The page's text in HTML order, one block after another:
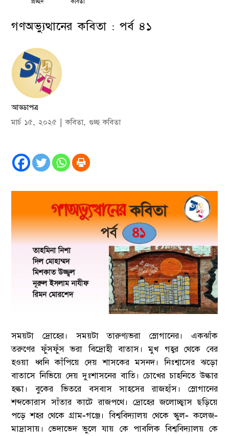
গণঅভ্যুত্থানের কবিতা : পর্ব ৪১
আড্ডাপত্র
মার্চ ১৫, ২০২৫ |কবিতা,গুচ্ছ কবিতা
সময়টা দ্রোহের। সময়টা তারুণ্যভরা স্লোগানের। একঝাঁক
তরুণের ফুঁসফুঁস ভরা বিদ্রোহী বাতাস। মুখ গহ্বর থেকে বের
হওয়া ধ্বনি কাঁপিয়ে দেয় শাসকের মসনদ। নিঃশ্বাসের ঝড়ো
বাতাসে নিভিয়ে দেয় দুঃশাসনের বাতি। চোখের চাহনিতে উল্কার
হল্কা। বুকের ভিতরে বসবাস সাহসের রাজহাঁস। স্লোগানের
শব্দকোরাস সাঁতার কাটে রাজপথে। দ্রোহের জলোচ্ছ্বাস ছড়িয়ে
পড়ে শহর থেকে গ্রাম-গঞ্জে। বিশ্ববিদ্যালয় থেকে স্কুল- কলেজ-
মাদ্রাসায়। ভেদাভেদ ভুলে যায় কে পাবলিক বিশ্ববিদ্যালয় কে